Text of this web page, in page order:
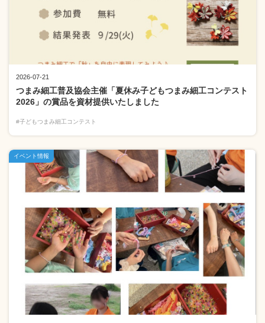
2026-07-21
つまみ細工普及協会主催「夏休み子どもつまみ細工コンテスト
2026」の賞品を資材提供いたしました
#子どもつまみ細工コンテスト
イベント情報